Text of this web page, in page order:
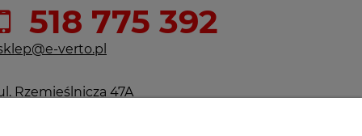
518 775 392
verto.pl
Rzemieślnicza 47A